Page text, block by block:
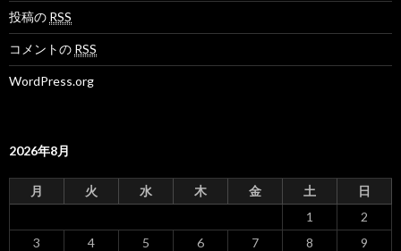
投稿の RSS
コメントの RSS
WordPress.org
2026年8月
月 火 水 木 金 土 日
1
2
3
4 5 6 7 8
9